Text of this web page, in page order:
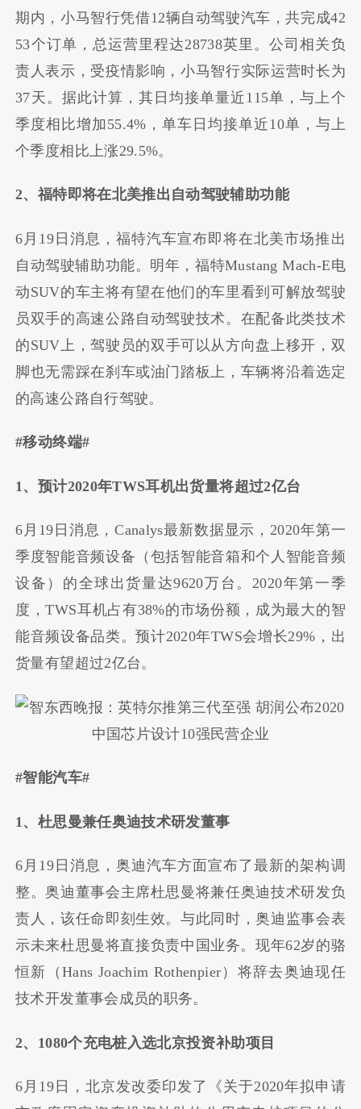
期内，小马智行凭借12辆自动驾驶汽车，共完成42
53个订单，总运营里程达28738英里。公司相关负
责人表示，受疫情影响，小马智行实际运营时长为
37天。据此计算，其日均接单量近115单，与上个
季度相比增加55.4%，单车日均接单近10单，与上
个季度相比上涨29.5%。
2、福特即将在北美推出自动驾驶辅助功能
6月19日消息，福特汽车宣布即将在北美市场推出
自动驾驶辅助功能。明年，福特Mustang Mach-E电
动SUV的车主将有望在他们的车里看到可解放驾驶
员双手的高速公路自动驾驶技术。在配备此类技术
的SUV上，驾驶员的双手可以从方向盘上移开，双
脚也无需踩在刹车或油门踏板上，车辆将沿着选定
的高速公路自行驾驶。
#移动终端#
1、预计2020年TWS耳机出货量将超过2亿台
6月19日消息，Canalys最新数据显示，2020年第一
季度智能音频设备（包括智能音箱和个人智能音频
设备）的全球出货量达9620万台。2020年第一季
度，TWS耳机占有38%的市场份额，成为最大的智
能音频设备品类。预计2020年TWS会增长29%，出
货量有望超过2亿台。
#智能汽车#
1、杜思曼兼任奥迪技术研发董事
6月19日消息，奥迪汽车方面宣布了最新的架构调
整。奥迪董事会主席杜思曼将兼任奥迪技术研发负
责人，该任命即刻生效。与此同时，奥迪监事会表
示未来杜思曼将直接负责中国业务。现年62岁的骆
恒新（Hans Joachim Rothenpier）将辞去奥迪现任
技术开发董事会成员的职务。
2、1080个充电桩入选北京投资补助项目
6月19日，北京发改委印发了《关于2020年拟申请